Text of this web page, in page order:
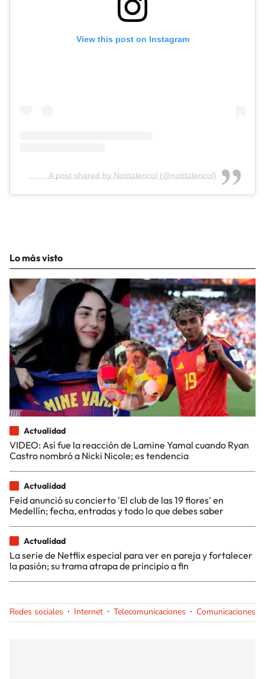
View this post on Instagram
A post shared by Notitalencol (@notitalencol)
Lo más visto
Actualidad
VIDEO: Así fue la reacción de Lamine Yamal cuando Ryan
Castro nombró a Nicki Nicole; es tendencia
Actualidad
Feid anunció su concierto 'El club de las 19 flores' en
Medellín; fecha, entradas y todo lo que debes saber
Actualidad
La serie de Netflix especial para ver en pareja y fortalecer
la pasión; su trama atrapa de principio a fin
Redes sociales Internet Telecomunicaciones Comunicaciones